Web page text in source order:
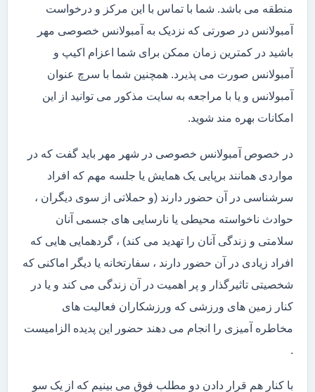
منطقه می باشد. شما با تماس با این مرکز و درخواست
آمبولانس در صورتی که نزدیک به آمبولانس خصوصی مهر
باشید در کمترین زمان ممکن برای شما اعزام اکیپ و
آمبولانس صورت می پذیرد. همچنین شما با سرچ عنوان
آمبولانس و یا با مراجعه به سایت مذکور می توانید از این
امکانات بهره مند شوید.
در خصوص آمبولانس خصوصی در شهر مهر باید گفت که در
مواردی همانند برپایی یک همایش یا جلسه مهم که افراد
سرشناسی در آن حضور دارند (و حملاتی از سوی دیگران ،
حوادث ناخواسته محیطی یا نارسایی های جسمی آنان
سلامتی و زندگی آنان را تهدید می کند) ، گردهمایی هایی که
افراد زیادی در آن حضور دارند ، سفارتخانه یا دیگر اماکنی که
شخصیتی تاثیرگذار و پر اهمیت در آن زندگی می کند و یا در
کنار زمین های ورزشی که ورزشکاران فعالیت های
مخاطره آمیزی را انجام می دهند حضور این پدیده الزامیست
.
با کنار هم قرار دادن دو مطلب فوق می بینیم که از یک سو